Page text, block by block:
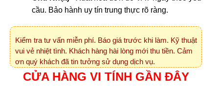
cầu. Bảo hành uy tín trung thực rõ ràng.
Kiểm tra tư vấn miễn phí. Báo giá trước khi làm. Kỹ thuật
vui vẻ nhiệt tình. Khách hàng hài lòng mới thu tiền. Cảm
ơn quý khách đã tin tưởng sử dụng dịch vụ.
CỬA HÀNG VI TÍNH GẦN ĐÂY